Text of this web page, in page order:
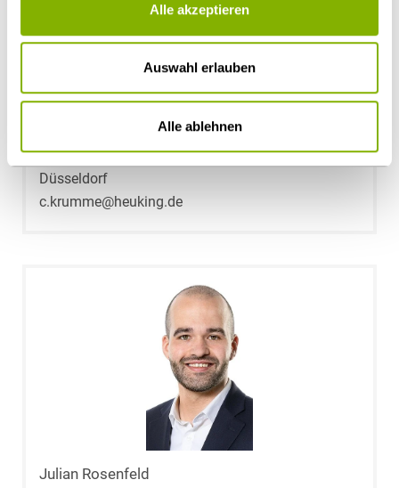
Alle akzeptieren
Auswahl erlauben
Alle ablehnen
Düsseldorf
c.krumme@heuking.de
Julian Rosenfeld